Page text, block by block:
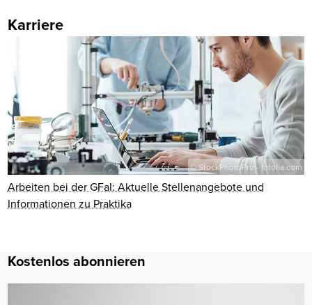
Karriere
© StockPhotoPro - fotolia.com
Arbeiten bei der GFaI: Aktuelle Stellenangebote und
Informationen zu Praktika
Kostenlos abonnieren